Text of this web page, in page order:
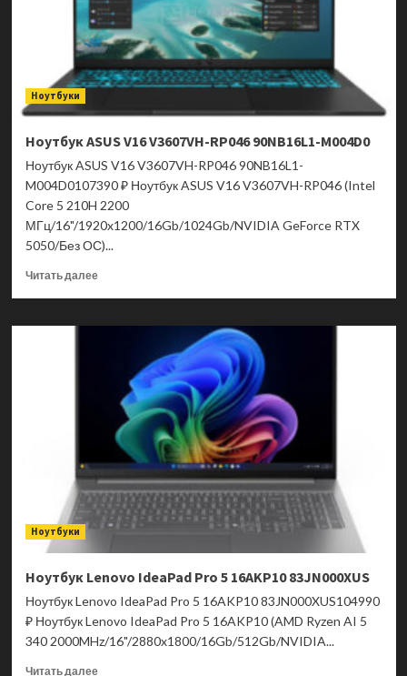
Ноутбуки
Ноутбук ASUS V16 V3607VH-RP046 90NB16L1-M004D0
Ноутбук ASUS V16 V3607VH-RP046 90NB16L1-
M004D0107390 ₽ Ноутбук ASUS V16 V3607VH-RP046 (Intel
Core 5 210H 2200
МГц/16"/1920x1200/16Gb/1024Gb/NVIDIA GeForce RTX
5050/Без ОС)...
Читать далееПрочитать
Ноутбук
V3607VH-
RP046
90NB16L1-
M004D0
Ноутбуки
Ноутбук Lenovo IdeaPad Pro 5 16AKP10 83JN000XUS
Ноутбук Lenovo IdeaPad Pro 5 16AKP10 83JN000XUS104990
₽ Ноутбук Lenovo IdeaPad Pro 5 16AKP10 (AMD Ryzen AI 5
340 2000MHz/16"/2880x1800/16Gb/512Gb/NVIDIA...
Читать далееПрочитать